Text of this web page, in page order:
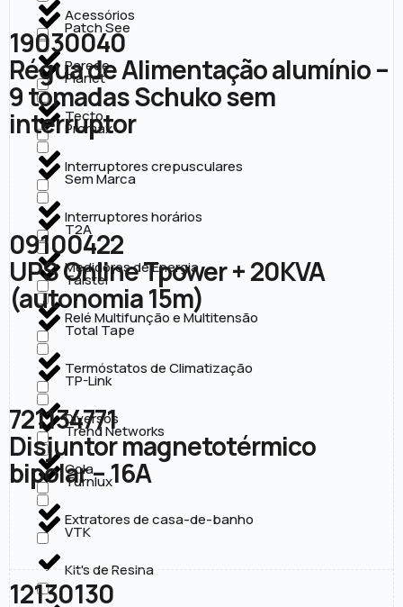
Acessórios
Parede
Tecto
Interruptores crepusculares
Interruptores horários
Medidores de Energia
Relé Multifunção e Multitensão
Termóstatos de Climatização
Diversos
Cola
Extratores de casa-de-banho
Kit's de Resina
Patch See
Planet
Promax
Sem Marca
T2A
Taistel
Total Tape
TP-Link
Trend Networks
Turnlux
VTK
19030040
Régua de Alimentação alumínio –
9 tomadas Schuko sem
interruptor
09100422
UPS Online Tpower + 20KVA
(autonomia 15m)
721134771
Disjuntor magnetotérmico
bipolar – 16A
12130130